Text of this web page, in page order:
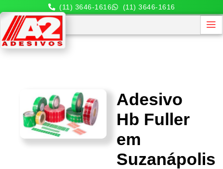
(11) 3646-1616 (11) 3646-1616
Adesivo
Hb Fuller
em
Suzanápolis